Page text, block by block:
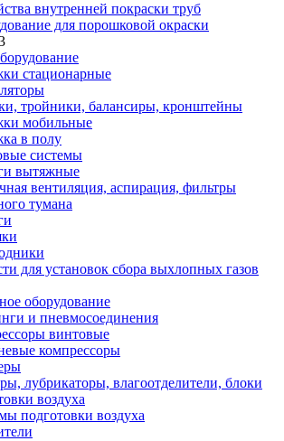
внутренней покраски труб
для порошковой окраски
стационарные
тройники, балансиры, кронштейны
мобильные
в полу
системы
вытяжные
вентиляция, аспирация, фильтры
тумана
для установок сбора выхлопных газов
оборудование
и пневмосоединения
винтовые
компрессоры
лубрикаторы, влагоотделители, блоки
воздуха
подготовки воздуха